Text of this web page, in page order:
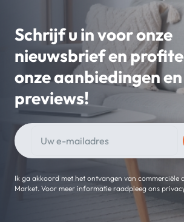
Schrijf u in voor onze
nieuwsbrief en
onze aanbiedingen en
previews!
Ik ga akkoord met het ontvangen van commerciële
Market. Voor meer informatie raadpleeg ons